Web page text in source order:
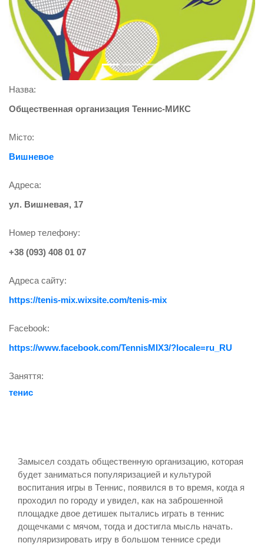
Назва:
Общественная организация Теннис-МИКС
Місто:
Вишневое
Адреса:
ул. Вишневая, 17
Номер телефону:
+38 (093) 408 01 07
Адреса сайту:
https://tenis-mix.wixsite.com/tenis-mix
Facebook:
https://www.facebook.com/TennisMIX3/?locale=ru_RU
Заняття:
тенис
Замысел создать общественную организацию, которая
будет заниматься популяризацией и культурой
воспитания игры в Теннис, появился в то время, когда я
проходил по городу и увидел, как на заброшенной
площадке двое детишек пытались играть в теннис
дощечками с мячом, тогда и достигла мысль начать.
популяризировать игру в большом теннисе среди